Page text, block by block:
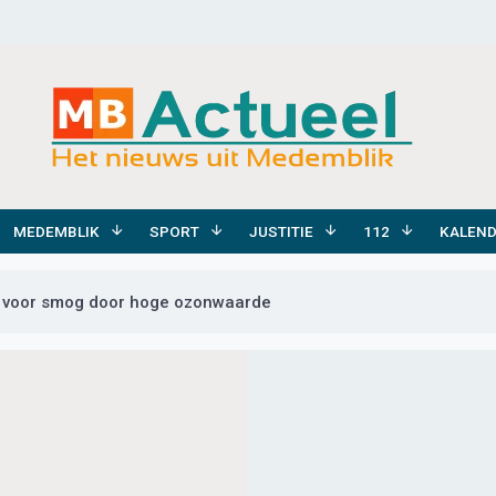
MEDEMBLIK SPORT JUSTITIE 112
smog door hoge ozonwaarde